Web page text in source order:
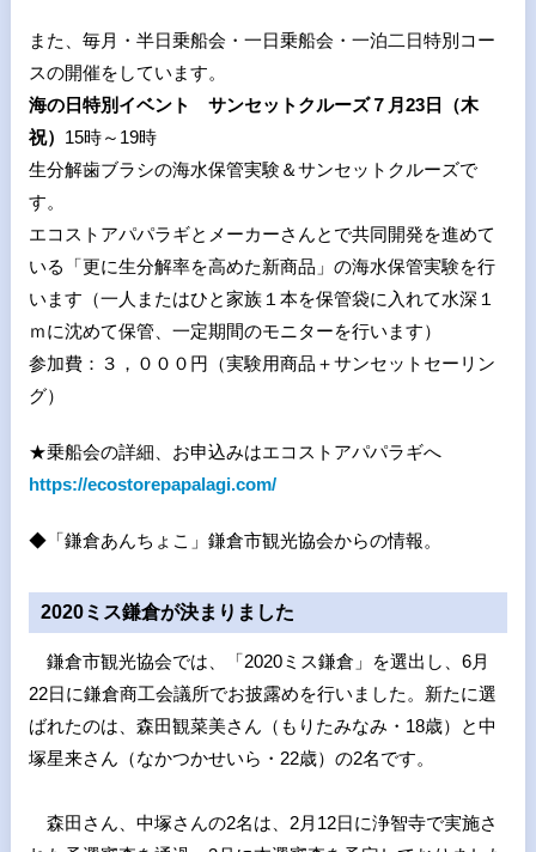
また、毎月・半日乗船会・一日乗船会・一泊二日特別コー
スの開催をしています。
海の日特別イベント サンセットクルーズ７月23日（木
祝） 15時～19時
生分解歯ブラシの海水保管実験＆サンセットクルーズで
す。
エコストアパパラギとメーカーさんとで共同開発を進めて
いる「更に生分解率を高めた新商品」の海水保管実験を行
います（一人またはひと家族１本を保管袋に入れて水深１
ｍに沈めて保管、一定期間のモニターを行います）
参加費：３，０００円（実験用商品＋サンセットセーリン
グ）
★乗船会の詳細、お申込みはエコストアパパラギへ
https://ecostorepapalagi.com/
◆「鎌倉あんちょこ」鎌倉市観光協会からの情報。
2020ミス鎌倉が決まりました
鎌倉市観光協会では、「2020ミス鎌倉」を選出し、 6月
22日に鎌倉商工会議所でお披露めを行いました。新たに選
ばれたのは、森田観菜美さん（もりたみなみ・ 18歳）と中
塚星来さん（なかつかせいら・ 22歳）の2名です。
森田さん、中塚さんの2名は、 2月 12日に浄智寺で実施さ